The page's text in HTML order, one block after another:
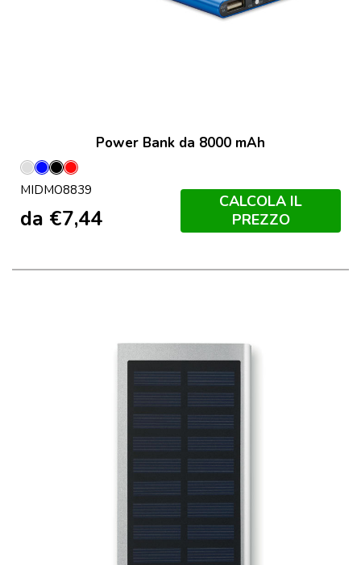
Power Bank da 8000 mAh
Argento
Opaco
Blu
Royal
NeroRosso
MIDMO8839
da €7,44
CALCOLA IL
PREZZO